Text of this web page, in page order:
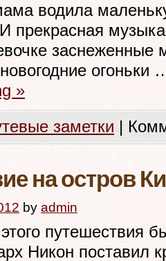
водила
прекрасная музыка
заснеженные
огоньки
»
заметки |
на остров
by admin
путешествия
Никон поставил